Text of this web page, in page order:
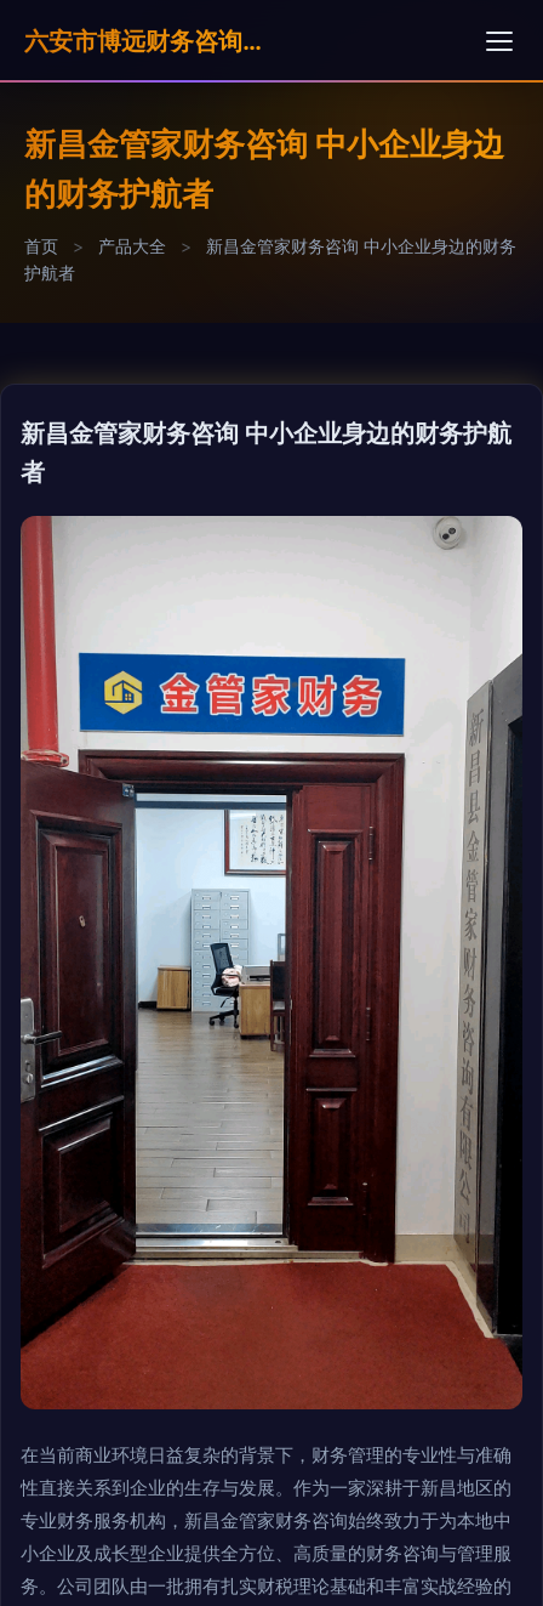
六安市博远财务咨询服务有限公司
新昌金管家财务咨询 中小企业身边
的财务护航者
首页 > 产品大全 >
新昌金管家财务咨询 中小企业身边的财务
护航者
新昌金管家财务咨询 中小企业身边的财务护航
者
在当前商业环境日益复杂的背景下，财务管理的专业性与准确
性直接关系到企业的生存与发展。作为一家深耕于新昌地区的
专业财务服务机构，新昌金管家财务咨询始终致力于为本地中
小企业及成长型企业提供全方位、高质量的财务咨询与管理服
务。公司团队由一批拥有扎实财税理论基础和丰富实战经验的